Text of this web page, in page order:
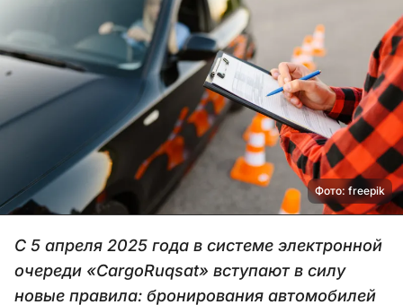
Фото: freepik
С 5 апреля 2025 года в системе электронной
очереди «CargoRuqsat» вступают в силу
новые правила: бронирования автомобилей